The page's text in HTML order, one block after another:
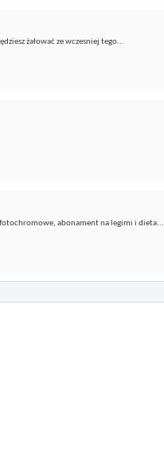
żałować ze wczesniej tego...
abonament na legimi i dieta...